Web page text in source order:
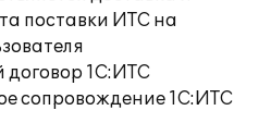
поставки ИТС на
1С:ИТС
сопровождение 1С:ИТС